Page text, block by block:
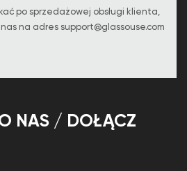
po sprzedażowej obsługi klienta,
na adres support@glassouse.com
NAS / DOŁĄCZ